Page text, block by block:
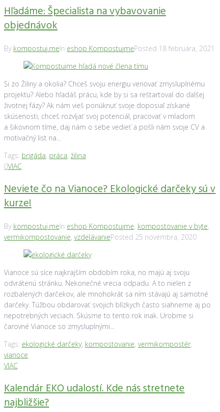
Hľadáme: Špecialista na vybavovanie
objednávok
By kompostuj.meIn eshop KompostujmePosted 18 februára, 2021
Si zo Žiliny a okolia? Chceš svoju energiu venovať zmysluplnému
projektu? Alebo hľadáš prácu, kde by si sa reštartoval do ďalšej
životnej fázy? Ak nám vieš ponúknuť svoje doposiaľ získané
skúsenosti, chceš rozvíjať svoj potenciál, pracovať v mladom
a šikovnom tíme, daj nám o sebe vedieť a pošli nám svoje CV a
motivačný list na...
Tags: brigáda, práca, žilina
0VIAC
Neviete čo na Vianoce? Ekologické darčeky sú v
kurze!
By kompostuj.meIn eshop Kompostujme, kompostovanie v byte,
vermikompostovanie, vzdelávaniePosted 25 novembra, 2020
Vianoce sú síce najkrajším obdobím roka, no majú aj svoju
odvrátenú stránku. Nekonečné vrecia odpadu. A to nielen z
rozbalených darčekov, ale mnohokrát sa ním stávajú aj samotné
darčeky. Túžbou obdarovať svojich blízkych často siahneme aj po
nepotrebných veciach. Skúsme to tento rok inak. Urobme si
čarovné Vianoce so zmysluplnými...
Tags: ekologické darčeky, kompostovanie, vermikompostér,
vianoce
VIAC
Kalendár EKO udalostí. Kde nás stretnete
najbližšie?